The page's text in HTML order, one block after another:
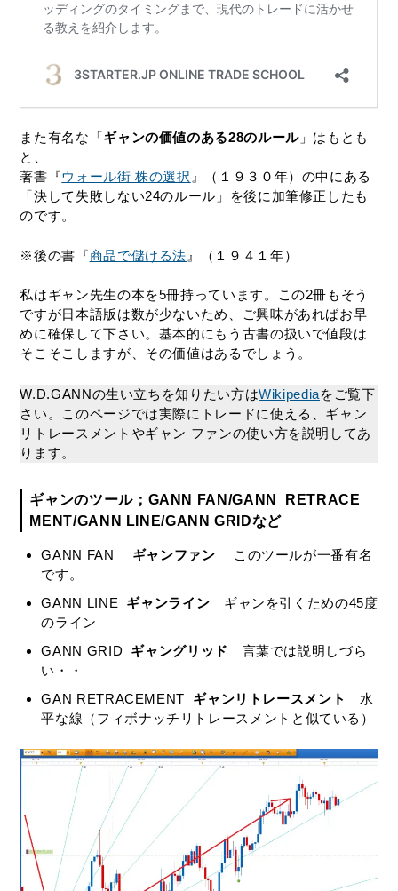
また有名な「ギャンの価値のある28のルール」はもとも
と、
著書『ウォール街 株の選択 』（１９３０年）の中にある
「決して失敗しない24のルール」を後に加筆修正したも
のです。
※後の書『商品で儲ける法 』（１９４１年）
私はギャン先生の本を5冊持っています。この2冊もそう
ですが日本語版は数が少ないため、ご興味があればお早
めに確保して下さい。基本的にもう古書の扱いで値段は
そこそこしますが、その価値はあるでしょう。
W.D.GANNの生い立ちを知りたい方はWikipediaをご覧下
さい。このページでは実際にトレードに使える、ギャン
リトレースメントやギャン ファンの使い方を説明してあ
ります。
ギャンのツール；GANN FAN/GANN RETRACE
MENT/GANN LINE/GANN GRIDなど
GANN FAN ギャンファン このツールが一番有名
です。
GANN LINE ギャンライン ギャンを引くための45度
のライン
GANN GRID ギャングリッド
言葉では説明しづら
い・・
GAN RETRACEMENT ギャンリトレースメント
水
平な線（フィボナッチリトレースメントと似ている）